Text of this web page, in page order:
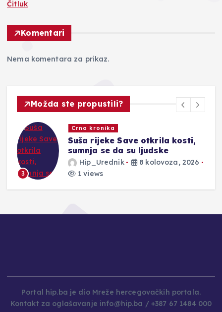
Čitluk
Komentari
Nema komentara za prikaz.
Možda ste propustili?
4
Novosti
APSOLUTNI REKORDERI:
Muškarac ‘napuhao’ 6,2 promila
Hip_Urednik
8 kolovoza, 2026
2 views
Portal hip.ba je dio Mreže hercegovačkih portala.
Kontakt za oglašavanje info@hip.ba / +387 67 1484 000